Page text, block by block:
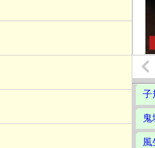
子
鬼
風